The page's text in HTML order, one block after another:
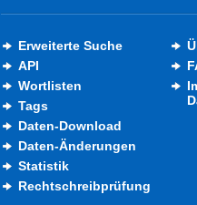
Erweiterte Suche
API
Wortlisten
Tags
Daten-Download
Daten-Änderungen
Statistik
Rechtschreibprüfung